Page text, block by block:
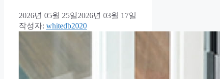
2026년 05월 25일2026년 03월 17일
작성자: whitedb2020